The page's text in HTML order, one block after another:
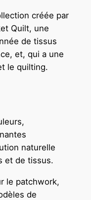
créée par
Quilt, une
de tissus
et, qui a une
le quilting.
naturelle
et de tissus.
le patchwork,
de